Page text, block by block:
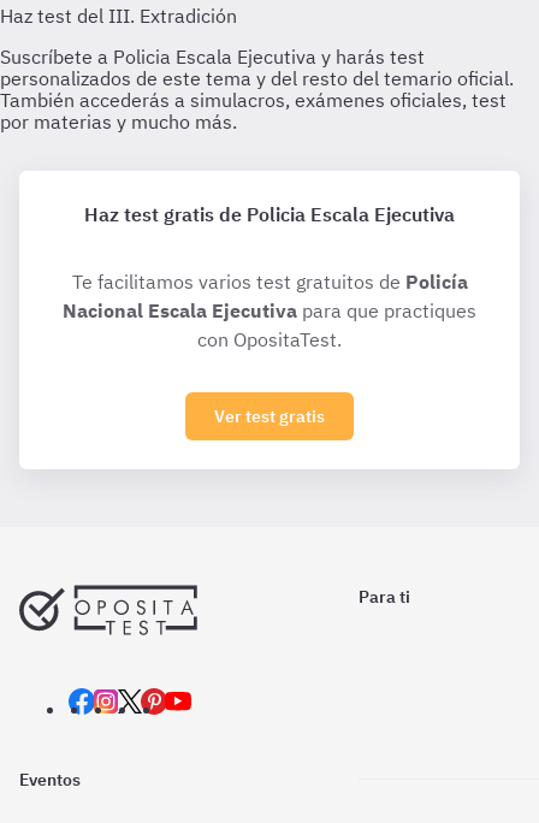
Haz test gratis de Policia Escala Ejecutiva
Te facilitamos varios test gratuitos de Policía
Nacional Escala Ejecutiva para que practiques
con OpositaTest.
Ver test gratis
Para ti
Eventos